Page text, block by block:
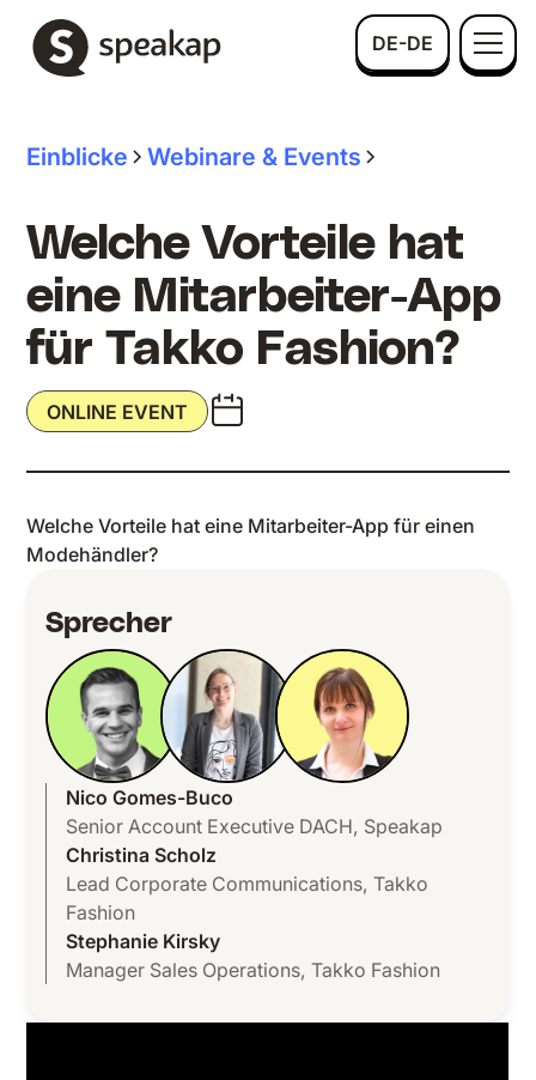
DE-DE
Einblicke Webinare & Events
Welche Vorteile hat
eine Mitarbeiter-App
für Takko Fashion?
ONLINE EVENT
Welche Vorteile hat eine Mitarbeiter-App für einen
Modehändler?
Sprecher
Nico Gomes-Buco
Senior Account Executive DACH, Speakap
Christina Scholz
Lead Corporate Communications, Takko
Fashion
Stephanie Kirsky
Manager Sales Operations, Takko Fashion